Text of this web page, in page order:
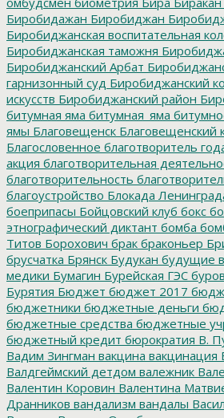
Биробидажан Биробиджан
Биробиджанская воспитательная
Биробиджанская таможня
Биробиджанский Арбат
гарнизонный суд Биробиджанский
искусств Биробиджанский район
битумная яма битумная_яма
ямы Благовещенск Благовещенский
Благословенное благотворитель
акция благотворительная
благотворительность
благоустройство Блокада
боеприпасы Бойцовский клуб бокс
этнографический диктант бомба
Титов Борохович брак браконьер
брусчатка Брянск Будукан будущие
медики Бумагин Бурейская ГЭС
Бурятия Бюджет бюджет 2017
бюджетники бюджетные деньги
бюджетные средства бюджетные
бюджетный кредит бюрократия В.
Вадим Зингман вакцина вакцинация
Валдгеймский детдом валежник
Валентин Коровин Валентина
Дранников вандализм вандалы